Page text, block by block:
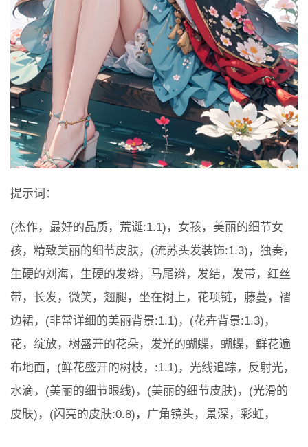
提示词：
(杰作，最好的品质，荒诞:1.1)，女孩，美丽的细节女
孩，精致美丽的细节皮肤，(流苏头发装饰:1.3)，独奏，
生硬的刘海，生硬的发辫，马尾辫，发结，发带，红丝
带，长发，微笑，翘腿，坐在树上，花项链，藤蔓，褶
边裙，(非常详细的美丽背景:1.1)，(花卉背景:1.3)，
花，绽放，树盛开的花朵，发光的蝴蝶，蝴蝶，鲜花遍
布地面，(鲜花盛开的树枝，:1.1)，光线追踪，反射光，
水滴，(美丽的细节眼线)，(美丽的细节皮肤)，(光滑的
皮肤)，(闪亮的皮肤:0.8)，广角镜头，景深，彩虹，